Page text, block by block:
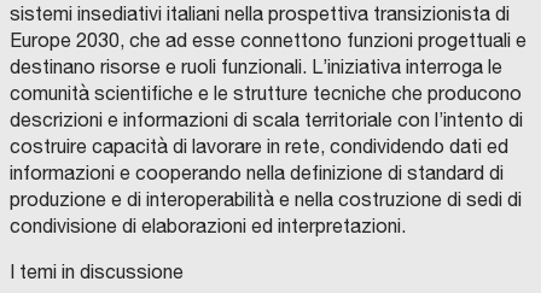
sistemi insediativi italiani nella prospettiva transizionista di
Europe 2030, che ad esse connettono funzioni progettuali e
destinano risorse e ruoli funzionali. L’iniziativa interroga le
comunità scientifiche e le strutture tecniche che producono
descrizioni e informazioni di scala territoriale con l’intento di
costruire capacità di lavorare in rete, condividendo dati ed
informazioni e cooperando nella definizione di standard di
produzione e di interoperabilità e nella costruzione di sedi di
condivisione di elaborazioni ed interpretazioni.
I temi in discussione